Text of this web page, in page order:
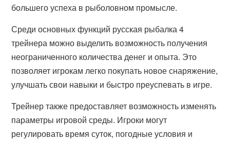
большего успеха в рыболовном промысле.
Среди основных функций русская рыбалка 4
трейнера можно выделить возможность получения
неограниченного количества денег и опыта. Это
позволяет игрокам легко покупать новое снаряжение,
улучшать свои навыки и быстро преуспевать в игре.
Трейнер также предоставляет возможность изменять
параметры игровой среды. Игроки могут
регулировать время суток, погодные условия и